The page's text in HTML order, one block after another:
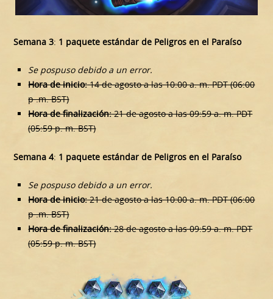
Semana 3: 1 paquete estándar de Peligros en el Paraíso
Se pospuso debido a un error.
Hora de inicio:14 de agosto a las 10:00 a. m. PDT (06:00
p .m. BST)
Hora de finalización:21 de agosto a las 09:59 a. m. PDT
(05:59 p. m. BST)
Semana 4: 1 paquete estándar de Peligros en el Paraíso
Se pospuso debido a un error.
Hora de inicio:21 de agosto a las 10:00 a. m. PDT (06:00
p .m. BST)
Hora de finalización:28 de agosto a las 09:59 a. m. PDT
(05:59 p. m. BST)